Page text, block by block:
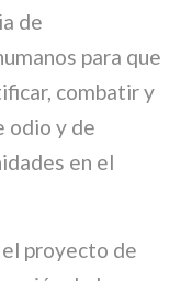
de
para que
combatir y
odio y de
en el
proyecto de